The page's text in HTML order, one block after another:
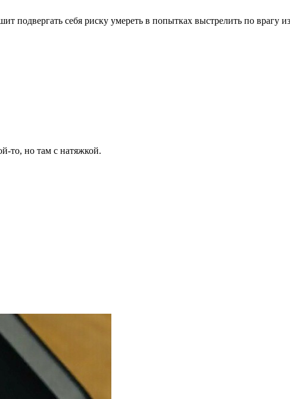
подвергать себя риску умереть в попытках выстрелить по врагу
то, но там с натяжкой.